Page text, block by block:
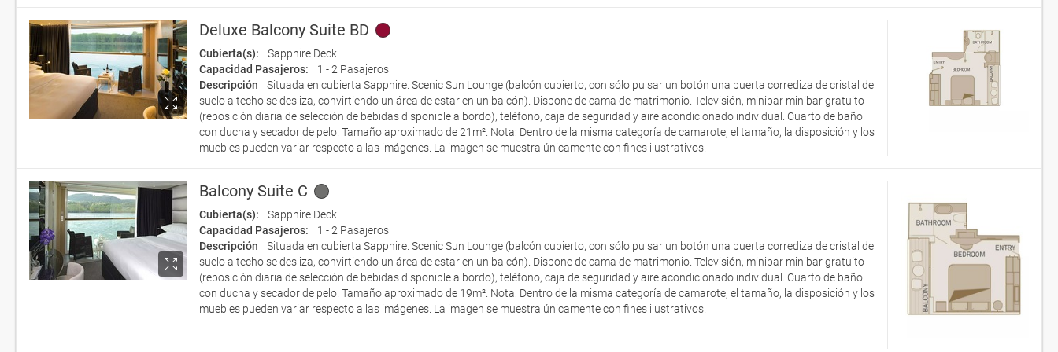
Deluxe Balcony Suite BD
Cubierta(s):
Sapphire Deck
Capacidad Pasajeros:
1 - 2 Pasajeros
Descripción
Situada en cubierta Sapphire. Scenic Sun Lounge (balcón cubierto, con sólo pulsar un botón una puerta corrediza de cristal de
suelo a techo se desliza, convirtiendo un área de estar en un balcón). Dispone de cama de matrimonio. Televisión, minibar minibar gratuito
(reposición diaria de selección de bebidas disponible a bordo), teléfono, caja de seguridad y aire acondicionado individual. Cuarto de baño
con ducha y secador de pelo. Tamaño aproximado de 21m². Nota: Dentro de la misma categoría de camarote, el tamaño, la disposición y los
muebles pueden variar respecto a las imágenes. La imagen se muestra únicamente con fines ilustrativos.
Balcony Suite C
Cubierta(s):
Sapphire Deck
Capacidad Pasajeros:
1 - 2 Pasajeros
Descripción
Situada en cubierta Sapphire. Scenic Sun Lounge (balcón cubierto, con sólo pulsar un botón una puerta corrediza de cristal de
suelo a techo se desliza, convirtiendo un área de estar en un balcón). Dispone de cama de matrimonio. Televisión, minibar minibar gratuito
(reposición diaria de selección de bebidas disponible a bordo), teléfono, caja de seguridad y aire acondicionado individual. Cuarto de baño
con ducha y secador de pelo. Tamaño aproximado de 19m². Nota: Dentro de la misma categoría de camarote, el tamaño, la disposición y los
muebles pueden variar respecto a las imágenes. La imagen se muestra únicamente con fines ilustrativos.